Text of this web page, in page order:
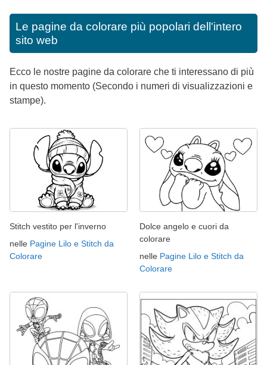
Le pagine da colorare più popolari dell'intero
sito web
Ecco le nostre pagine da colorare che ti interessano di più
in questo momento (Secondo i numeri di visualizzazioni e
stampe).
Stitch vestito per l'inverno
nelle Pagine Lilo e Stitch da
Colorare
Dolce angelo e cuori da
colorare
nelle Pagine Lilo e Stitch da
Colorare